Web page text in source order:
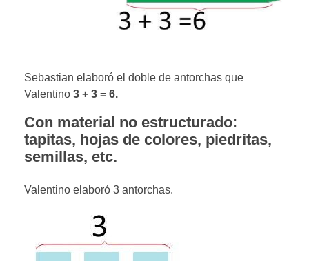
Sebastian elaboró el doble de antorchas que
Valentino 3 + 3 = 6.
Con material no estructurado:
tapitas, hojas de colores, piedritas,
semillas, etc.
Valentino elaboró 3 antorchas.